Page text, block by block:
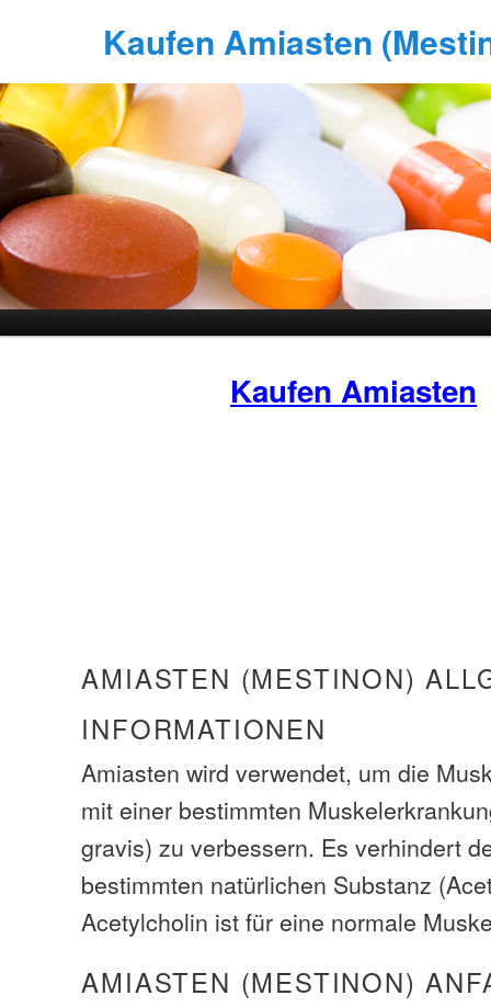
Kaufen Amiasten
Kaufen Amiasten
AMIASTEN (MESTINON)
INFORMATIONEN
Amiasten wird verwendet, um die
mit einer bestimmten
gravis) zu verbessern. Es verhindert
bestimmten natürlichen Substanz
Acetylcholin ist für eine normale
AMIASTEN (MESTINON)